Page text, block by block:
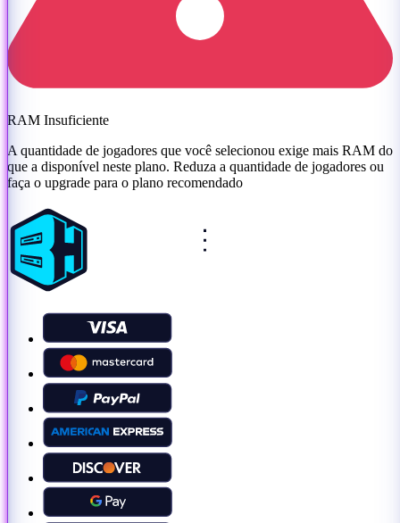
RAM Insuficiente
A quantidade de jogadores que você selecionou exige mais RAM do
que a disponível neste plano. Reduza a quantidade de jogadores ou
faça o upgrade para o plano recomendado